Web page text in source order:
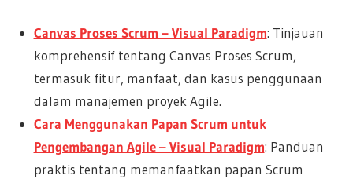
Canvas Proses Scrum – Visual Paradigm: Tinjauan
komprehensif tentang Canvas Proses Scrum,
termasuk fitur, manfaat, dan kasus penggunaan
dalam manajemen proyek Agile.
Cara Menggunakan Papan Scrum untuk
Pengembangan Agile – Visual Paradigm: Panduan
praktis tentang memanfaatkan papan Scrum